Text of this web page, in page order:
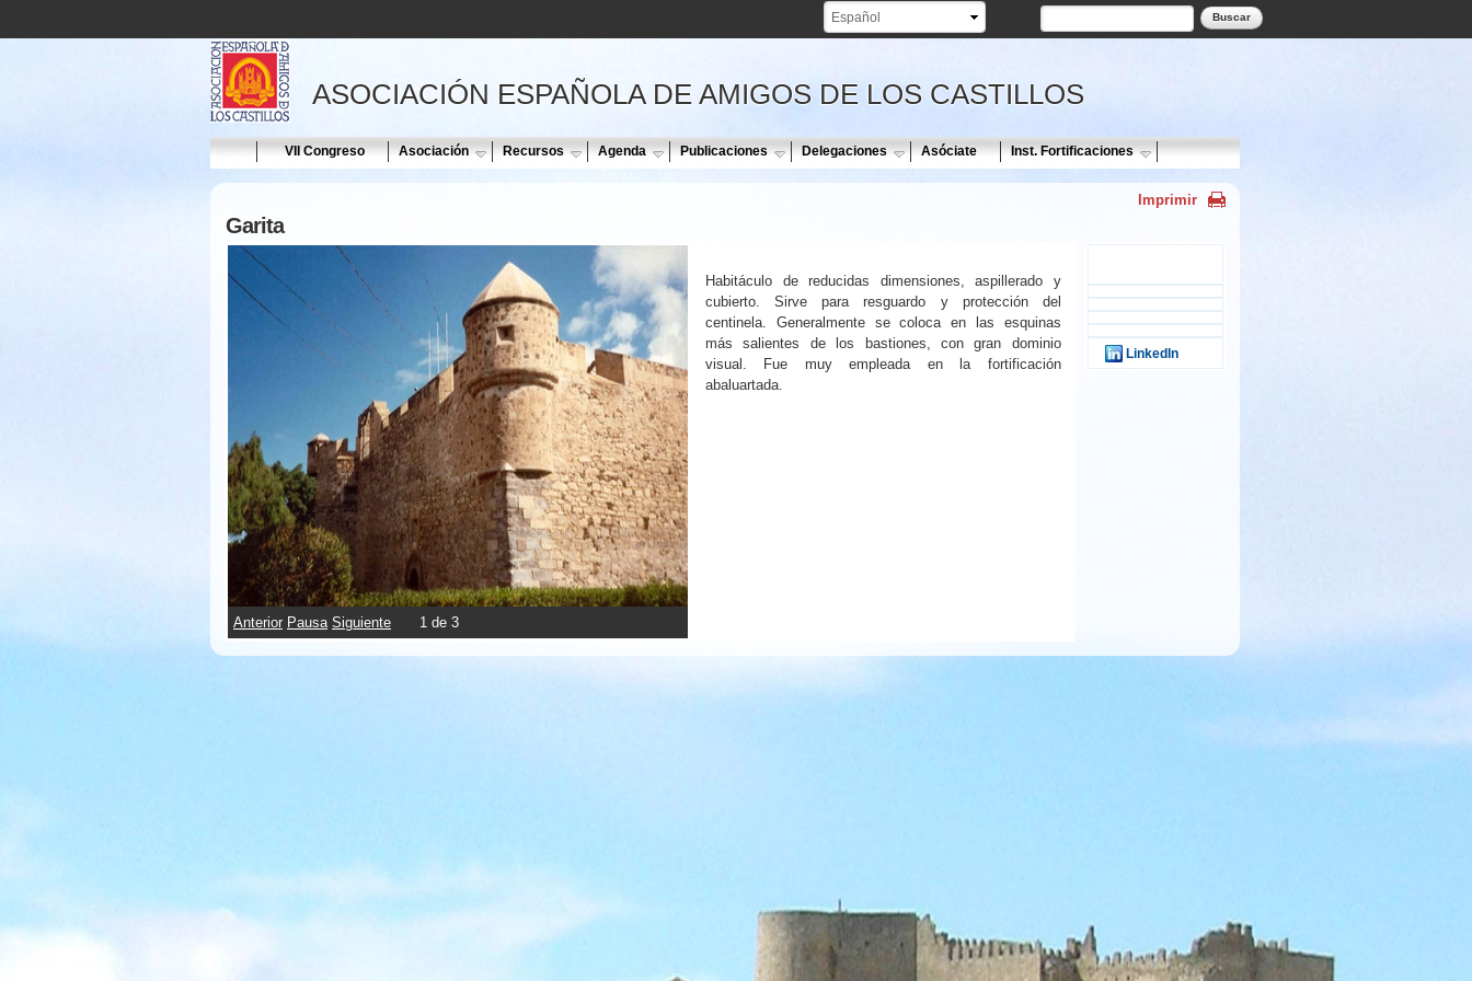
Formulario de búsqueda
Buscar
ASOCIACIÓN ESPAÑOLA DE AMIGOS DE LOS CASTILLOS
Home VII Congreso Asociación Recursos Agenda Publicaciones Delegaciones Asóciate Inst. Fortificaciones
Imprimir
Garita
LinkedIn
Anterior Pausa Siguiente 2 de 3
Habitáculo de reducidas dimensiones, aspillerado y
cubierto. Sirve para resguardo y protección del
centinela. Generalmente se coloca en las esquinas
más salientes de los bastiones, con gran dominio
visual. Fue muy empleada en la fortificación
abaluartada.